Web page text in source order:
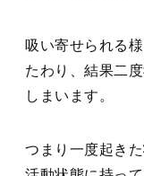
吸い寄せられる
たわり、結果二
しまいます。
つまり一度起き